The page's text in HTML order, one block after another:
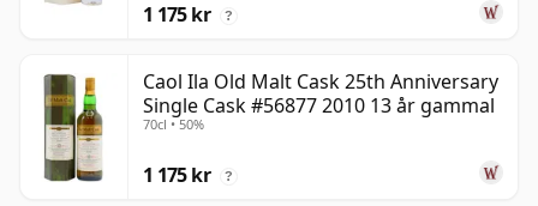
1 175 kr ?
Caol Ila Old Malt Cask 25th Anniversary
Single Cask #56877 2010 13 år gammal
70cl • 50%
1 175 kr ?